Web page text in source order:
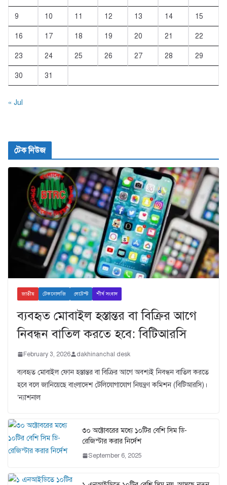
9 10 11 12 13 14 15
16 17 18 19 20 21 22
23 24 25 26 27 28 29
30 31
« Jul
টেক নিউজ
জাতীয় টেকনোলজি লেটেস্ট শীর্ষ সংবাদ
ব্যবহৃত মোবাইল হস্তান্তর বা বিক্রির আগে
নিবন্ধন বাতিল করতে হবে: বিটিআরসি
February 3, 2026 dakhinanchal desk
ব্যবহৃত মোবাইল ফোন হস্তান্তর বা বিক্রির আগে অবশ্যই নিবন্ধন বাতিল করতে
হবে বলে জানিয়েছে বাংলাদেশ টেলিযোগাযোগ নিয়ন্ত্রণ কমিশন (বিটিআরসি)।
‘ন্যাশনাল
৩০ অক্টোবরের মধ্যে ১০টির বেশি সিম ডি-
রেজিস্টার করার নির্দেশ
September 6, 2025